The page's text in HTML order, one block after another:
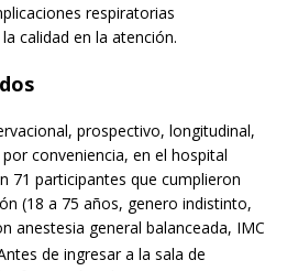
respiratorias
calidad en la atención.
prospectivo, longitudinal,
conveniencia, en el hospital
71 participantes que cumplieron
(18 a 75 años, genero indistinto,
anestesia general balanceada, IMC
de ingresar a la sala de